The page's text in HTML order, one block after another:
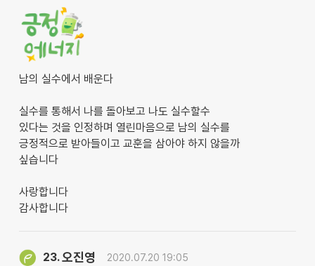
남의 실수에서 배운다
실수를 통해서 나를 돌아보고 나도 실수할수
있다는 것을 인정하며 열린마음으로 남의 실수를
긍정적으로 받아들이고 교훈을 삼아야 하지 않을까
싶습니다
사랑합니다
감사합니다
23.오진영 2020.07.20 19:05